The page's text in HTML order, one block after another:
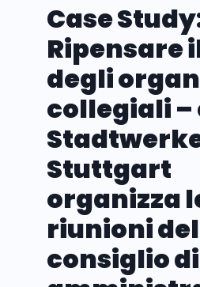
Case
Ripensare
degli
collegiali –
Stuttgart
organizza
riunioni del
consiglio di